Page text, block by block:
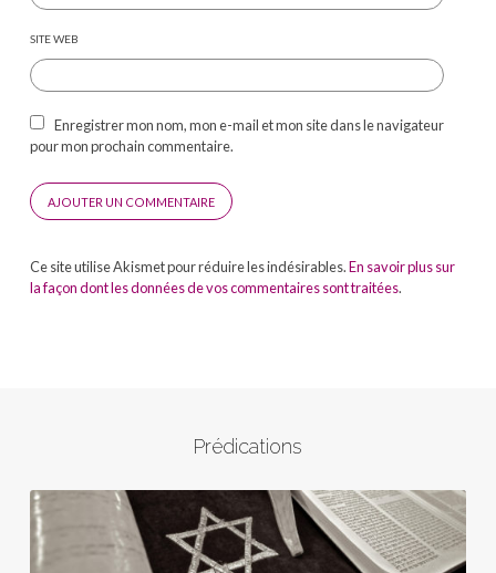
SITE WEB
Enregistrer mon nom, mon e-mail et mon site dans le navigateur
pour mon prochain commentaire.
Ce site utilise Akismet pour réduire les indésirables.En savoir plus sur
la façon dont les données de vos commentaires sont traitées.
Prédications